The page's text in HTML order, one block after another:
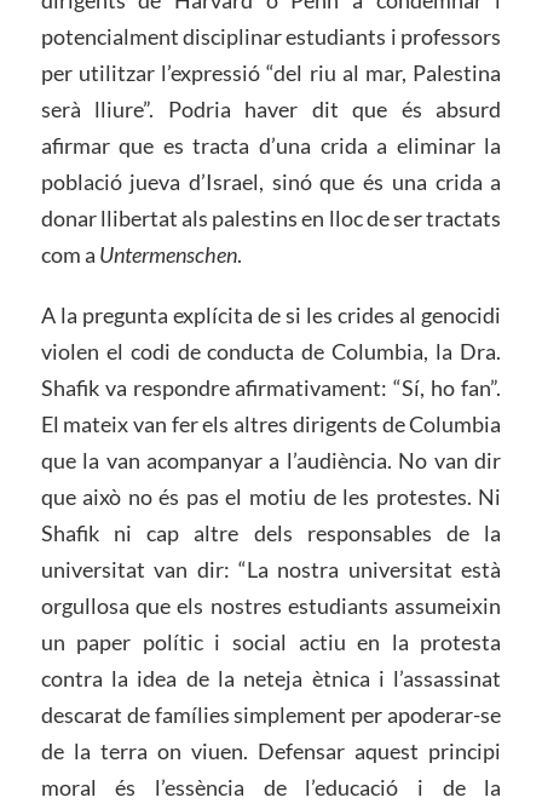
potencialment disciplinar estudiants i professors
per utilitzar l’expressió “del riu al mar, Palestina
serà lliure”. Podria haver dit que és absurd
afirmar que es tracta d’una crida a eliminar la
població jueva d’Israel, sinó que és una crida a
donar llibertat als palestins en lloc de ser tractats
com a Untermenschen.
A la pregunta explícita de si les crides al genocidi
violen el codi de conducta de Columbia, la Dra.
Shafik va respondre afirmativament: “Sí, ho fan”.
El mateix van fer els altres dirigents de Columbia
que la van acompanyar a l’audiència. No van dir
que això no és pas el motiu de les protestes. Ni
Shafik ni cap altre dels responsables de la
universitat van dir: “La nostra universitat està
orgullosa que els nostres estudiants assumeixin
un paper polític i social actiu en la protesta
contra la idea de la neteja ètnica i l’assassinat
descarat de famílies simplement per apoderar-se
de la terra on viuen. Defensar aquest principi
moral és l’essència de l’educació i de la